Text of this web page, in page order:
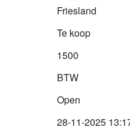
Friesland
Te koop
1500
BTW
Open
28-11-2025